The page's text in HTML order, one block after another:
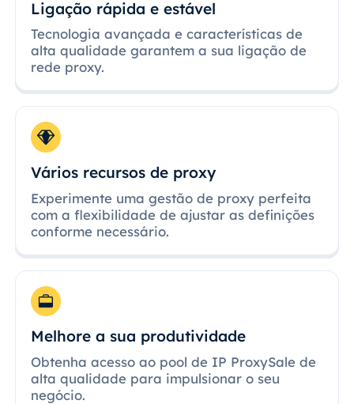
Ligação rápida e estável
Tecnologia avançada e características de
alta qualidade garantem a sua ligação de
rede proxy.
Vários recursos de proxy
Experimente uma gestão de proxy perfeita
com a flexibilidade de ajustar as definições
conforme necessário.
Melhore a sua produtividade
Obtenha acesso ao pool de IP ProxySale de
alta qualidade para impulsionar o seu
negócio.